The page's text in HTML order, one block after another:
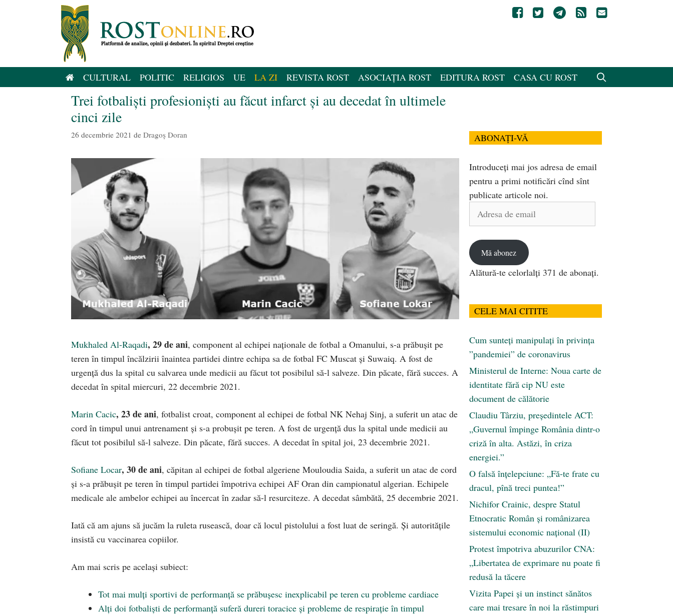
CULTURAL POLITIC RELIGIOS UE LA ZI REVISTA ROST ASOCIAȚIA ROST EDITURA ROST CASA CU ROST
Trei fotbaliști profesioniști au făcut infarct și au decedat în ultimele
cinci zile
26 decembrie 2021 de Dragoș Doran
Mukhaled Al-Raqadi, 29 de ani, component al echipei naționale de fotbal a Omanului, s-a prăbușit pe
teren în timpul încălzirii înaintea partidei dintre echipa sa de fotbal FC Muscat și Suwaiq. A fost de
urgență dus la spital cu salvarea unde medicii au făcut tot posibilul să-l salveze. Din păcate, fără succes. A
decedat în spital miercuri, 22 decembrie 2021.
Marin Cacic, 23 de ani, fotbalist croat, component al echipei de fotbal NK Nehaj Sinj, a suferit un atac de
cord în timpul unui antrenament și s-a probușit pe teren. A fost de urgență dus la spital unde medicii au
făcut tot posibilul să-l salveze. Din păcate, fără succes. A decedat în spital joi, 23 decembrie 2021.
Sofiane Locar, 30 de ani, căpitan al echipei de fotbal algeriene Mouloudia Saida, a suferit un atac de cord
și s-a prăbușit pe teren în timpul partidei împotriva echipei AF Oran din campionatul algerian. Echipele
medicale ale ambelor echipei au încercat în zadar să-l resurciteze. A decedat sâmbătă, 25 decembrie 2021.
Iată că am ajuns să jucăm la ruleta rusească, doar că locul pistolului a fost luat de seringă. Și autoritățile
insistă cu vaccinarea copiilor.
Am mai scris pe același subiect:
Tot mai mulți sportivi de performanță se prăbușesc inexplicabil pe teren cu probleme cardiace
Alți doi fotbaliști de performanță suferă dureri toracice și probleme de respirație în timpul
ABONAȚI-VĂ
Introduceți mai jos adresa de email
pentru a primi notificări cînd sînt
publicate articole noi.
Adresa
Mă abonez
Alătură-te celorlalți 371 de abonați.
CELE MAI CITITE
Cum sunteți manipulați în privința
”pandemiei” de coronavirus
Ministerul de Interne: Noua carte de
identitate fără cip NU este
document de călătorie
Claudiu Târziu, președintele ACT:
„Guvernul împinge România dintr-o
criză în alta. Astăzi, în criza
energiei.”
O falsă înțelepciune: „Fă-te frate cu
dracul, pînă treci puntea!”
Nichifor Crainic, despre Statul
Etnocratic Român şi românizarea
sistemului economic naţional (II)
Protest împotriva abuzurilor CNA:
„Libertatea de exprimare nu poate fi
redusă la tăcere
Vizita Papei și un instinct sănătos
care mai tresare în noi la răstimpuri